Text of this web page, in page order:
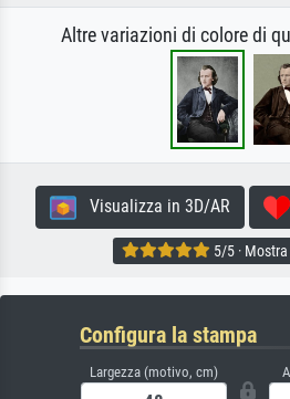
Altre variazioni di colore di
Visualizza in 3D/AR
5/5 ·
Configura la stampa
Largezza (motivo, cm)